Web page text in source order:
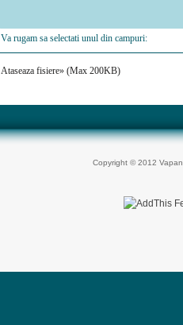
Va rugam sa selectati unul din campuri:
Ataseaza fisiere» (Max 200KB)
Copyright © 2012